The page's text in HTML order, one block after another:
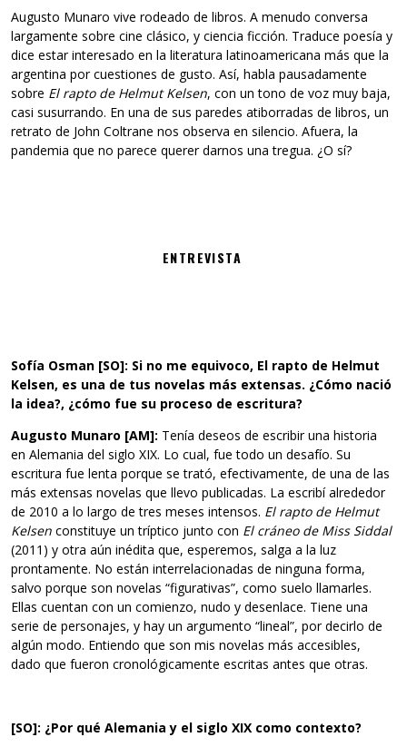
Augusto Munaro vive rodeado de libros. A menudo conversa
largamente sobre cine clásico, y ciencia ficción. Traduce poesía y
dice estar interesado en la literatura latinoamericana más que la
argentina por cuestiones de gusto. Así, habla pausadamente
sobre El rapto de Helmut Kelsen, con un tono de voz muy baja,
casi susurrando. En una de sus paredes atiborradas de libros, un
retrato de John Coltrane nos observa en silencio. Afuera, la
pandemia que no parece querer darnos una tregua. ¿O sí?
ENTREVISTA
Sofía Osman [SO]: Si no me equivoco, El rapto de Helmut
Kelsen, es una de tus novelas más extensas. ¿Cómo nació
la idea?, ¿cómo fue su proceso de escritura?
Augusto Munaro [AM]: Tenía deseos de escribir una historia
en Alemania del siglo XIX. Lo cual, fue todo un desafío. Su
escritura fue lenta porque se trató, efectivamente, de una de las
más extensas novelas que llevo publicadas. La escribí alrededor
de 2010 a lo largo de tres meses intensos. El rapto de Helmut
Kelsen constituye un tríptico junto con El cráneo de Miss Siddal
(2011) y otra aún inédita que, esperemos, salga a la luz
prontamente. No están interrelacionadas de ninguna forma,
salvo porque son novelas “figurativas”, como suelo llamarles.
Ellas cuentan con un comienzo, nudo y desenlace. Tiene una
serie de personajes, y hay un argumento “lineal”, por decirlo de
algún modo. Entiendo que son mis novelas más accesibles,
dado que fueron cronológicamente escritas antes que otras.
[SO]: ¿Por qué Alemania y el siglo XIX como contexto?